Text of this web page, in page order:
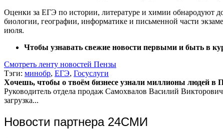
Оценки за ЕГЭ по истории, литературе и химии обнародуют
биологии, географии, информатике и письменной части
июля.
Чтобы узнавать свежие новости первыми и быть в
Смотреть ленту новостей Пензы
Тэги: минобр, ЕГЭ, Госуслуги
Хочешь, чтобы о твоём бизнесе узнали миллионы людей в
Руководитель отдела продаж Самохвалов Василий Викторович
загрузка...
Новости партнера 24СМИ